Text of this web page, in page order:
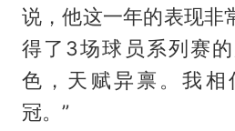
说，他这一年的表现非
得了3场球员系列赛
色，天赋异禀。我相
冠。”